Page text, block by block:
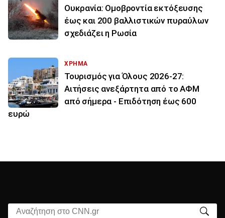
Ουκρανία: Ομοβροντία εκτόξευσης
έως και 200 βαλλιστικών πυραύλων
σχεδιάζει η Ρωσία
ΧΡΗΜΑ
Τουρισμός για Όλους 2026-27:
Αιτήσεις ανεξάρτητα από το ΑΦΜ
από σήμερα - Επιδότηση έως 600
ευρώ
Αναζήτηση στο CNN.gr